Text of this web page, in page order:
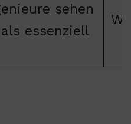
sehen
essenziell